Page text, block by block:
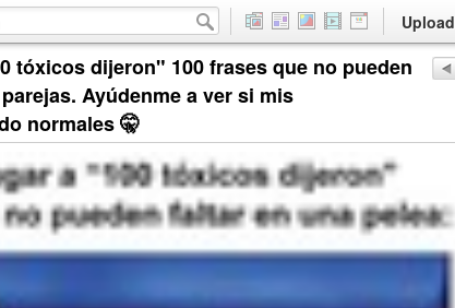
Upload
tóxicos dijeron" 100 frases que no pueden
Ayúdenme a ver si mis
normales 🤫